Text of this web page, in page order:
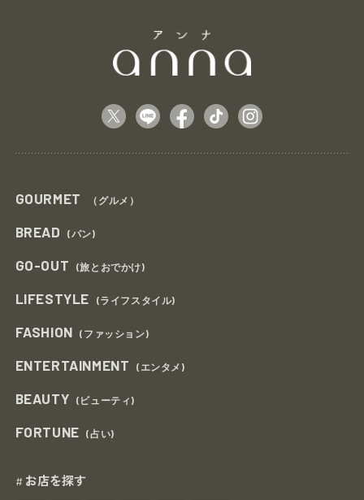
GOURMET （グルメ）
BREAD (パン)
GO-OUT (旅とおでかけ)
LIFESTYLE (ライフスタイル)
FASHION (ファッション)
ENTERTAINMENT (エンタメ)
BEAUTY (ビューティ)
FORTUNE (占い)
# お店を探す